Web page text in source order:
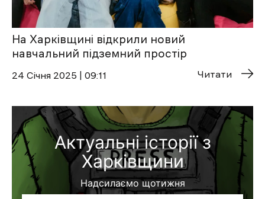
На Харківщині відкрили новий
навчальний підземний простір
24 Січня 2025 | 09:11 Читати
Актуальні історії з
Харківщини
Надсилаємо щотижня